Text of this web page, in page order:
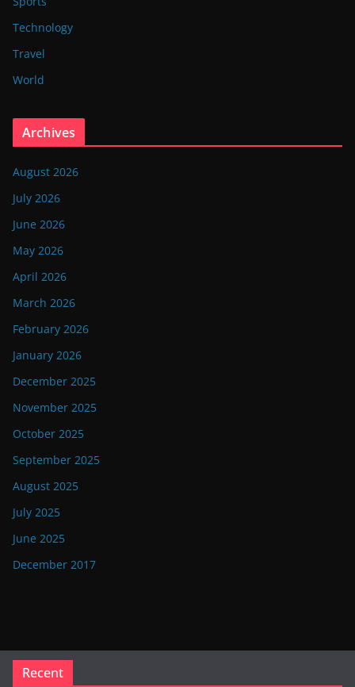
Technology
Travel
World
Archives
August 2026
July 2026
June 2026
May 2026
April 2026
March 2026
February 2026
January 2026
December 2025
November 2025
October 2025
September 2025
August 2025
July 2025
June 2025
December 2017
Recent